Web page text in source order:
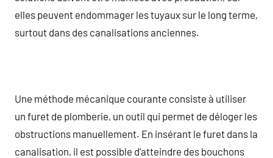
elles peuvent endommager les tuyaux sur le long terme,
surtout dans des canalisations anciennes.
Une méthode mécanique courante consiste à utiliser
un furet de plomberie, un outil qui permet de déloger les
obstructions manuellement. En insérant le furet dans la
canalisation, il est possible d’atteindre des bouchons